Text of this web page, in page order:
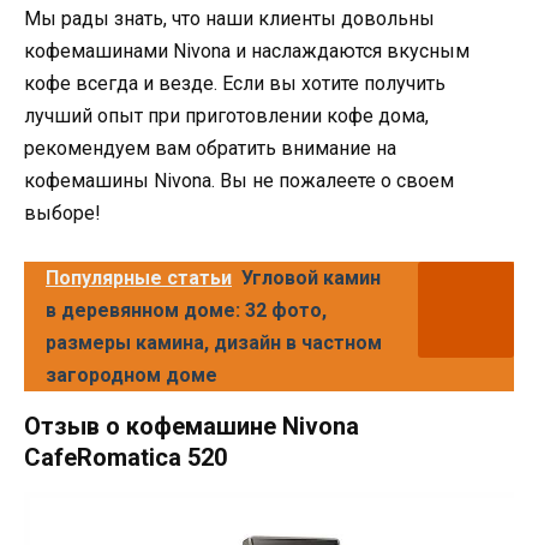
Мы рады знать, что наши клиенты довольны
кофемашинами Nivona и наслаждаются вкусным
кофе всегда и везде. Если вы хотите получить
лучший опыт при приготовлении кофе дома,
рекомендуем вам обратить внимание на
кофемашины Nivona. Вы не пожалеете о своем
выборе!
Популярные статьи Угловой камин
в деревянном доме: 32 фото,
размеры камина, дизайн в частном
загородном доме
Отзыв о кофемашине Nivona
CafeRomatica 520